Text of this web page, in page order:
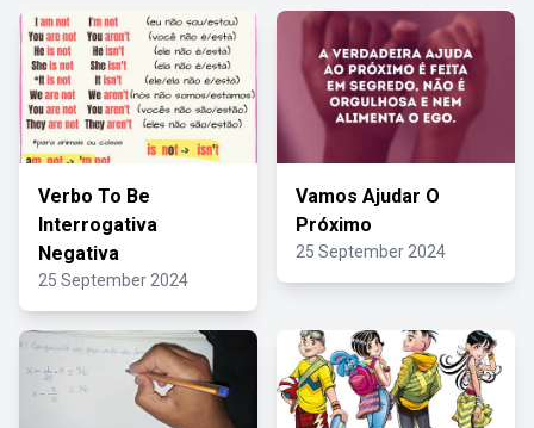
Verbo To Be
Interrogativa
Negativa
25 September 2024
Vamos Ajudar O
Próximo
25 September 2024